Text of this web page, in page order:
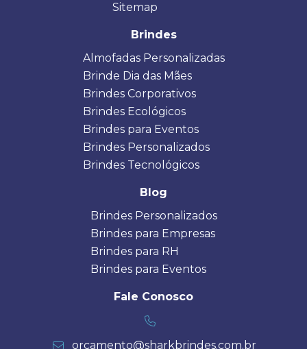
Sitemap
Brindes
Almofadas Personalizadas
Brinde Dia das Mães
Brindes Corporativos
Brindes Ecológicos
Brindes para Eventos
Brindes Personalizados
Brindes Tecnológicos
Blog
Brindes Personalizados
Brindes para Empresas
Brindes para RH
Brindes para Eventos
Fale Conosco
orcamento@sharkbrindes.com.br